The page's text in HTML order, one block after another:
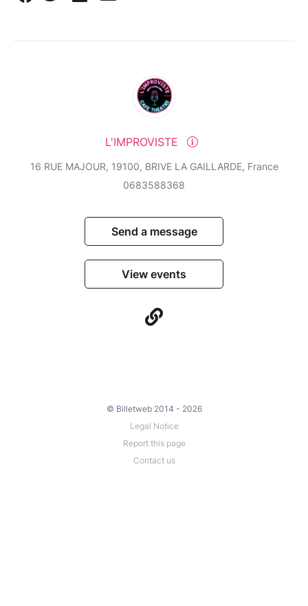
L'IMPROVISTE
16 RUE MAJOUR, 19100, BRIVE LA GAILLARDE, France
0683588368
Send a message
View events
© Billetweb 2014 - 2026
Legal Notice
Report this page
Contact us